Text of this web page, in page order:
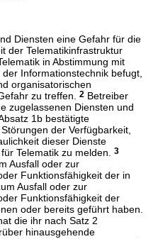
Diensten eine Gefahr für die
der Telematikinfrastruktur
in Abstimmung mit
Informationstechnik befugt,
organisatorischen
zu treffen.
2Betreiber
zugelassenen Diensten und
1b bestätigte
der Verfügbarkeit,
dieser Dienste
Telematik zu melden.
3
Ausfall oder zur
Funktionsfähigkeit der in
Ausfall oder zur
Funktionsfähigkeit der
oder bereits geführt haben.
die ihr nach Satz 2
hinausgehende